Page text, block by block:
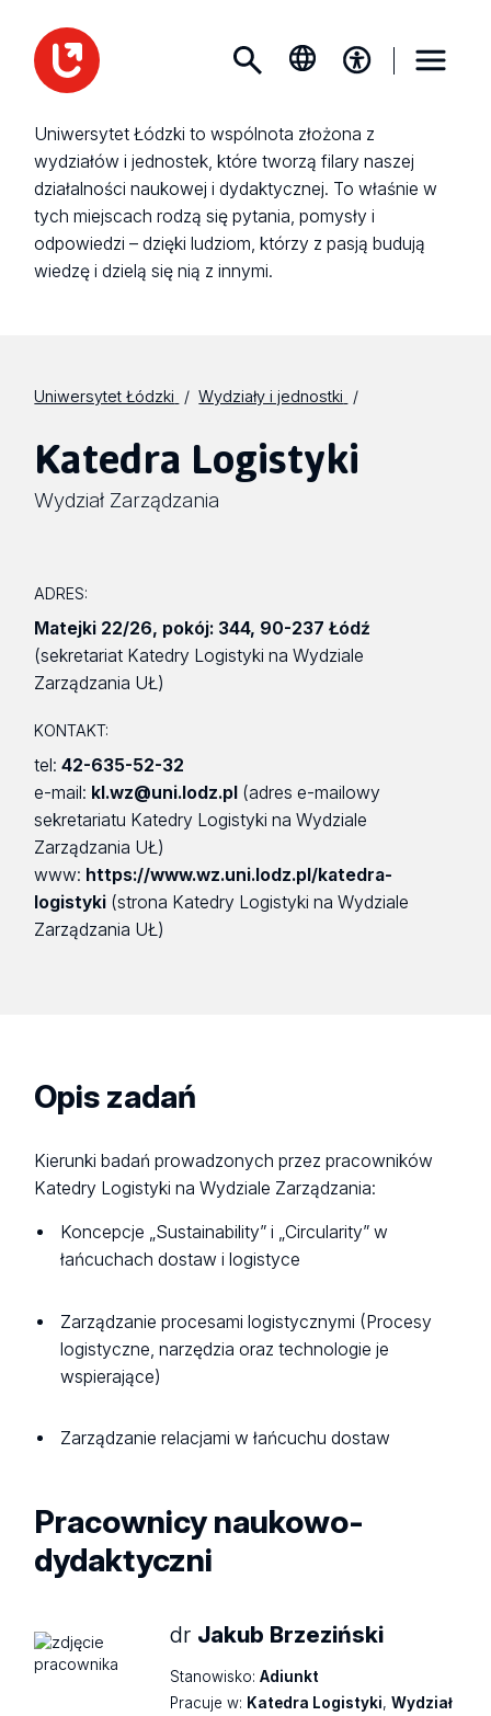
Uniwersytet Łódzki to wspólnota złożona z
wydziałów i jednostek, które tworzą filary naszej
działalności naukowej i dydaktycznej. To właśnie w
tych miejscach rodzą się pytania, pomysły i
odpowiedzi – dzięki ludziom, którzy z pasją budują
wiedzę i dzielą się nią z innymi.
Uniwersytet Łódzki Wydziały i jednostki
Katedra Logistyki
Wydział Zarządzania
ADRES:
Matejki 22/26, pokój: 344, 90-237 Łódź
(sekretariat Katedry Logistyki na Wydziale
Zarządzania UŁ)
KONTAKT:
tel:42-635-52-32
e-mail: kl.wz@uni.lodz.pl (adres e-mailowy
sekretariatu Katedry Logistyki na Wydziale
Zarządzania UŁ)
www: https://www.wz.uni.lodz.pl/katedra-
logistyki (strona Katedry Logistyki na Wydziale
Zarządzania UŁ)
Opis zadań
Kierunki badań prowadzonych przez pracowników
Katedry Logistyki na Wydziale Zarządzania:
Koncepcje „Sustainability” i „Circularity” w
łańcuchach dostaw i logistyce
Zarządzanie procesami logistycznymi (Procesy
logistyczne, narzędzia oraz technologie je
wspierające)
Zarządzanie relacjami w łańcuchu dostaw
Pracownicy naukowo-
dydaktyczni
dr Jakub Brzeziński
Stanowisko: Adiunkt
Pracuje w: Katedra Logistyki,Wydział